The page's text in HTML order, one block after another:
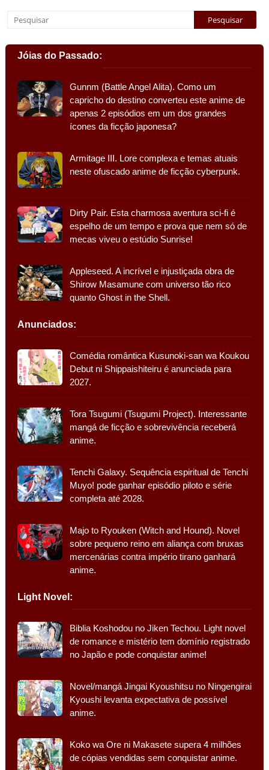
Jóias do Passado:
Gunnm (Battle Angel Alita). Como um
capricho do destino converteu este anime de
apenas 2 episódios em um dos grandes
ícones da ficção japonesa?
Armitage III. Lore complexa e temas atuais
neste ofuscado anime de ficção cyberpunk.
Dirty Pair. Esta charmosa aventura sci-fi é
espelho de um tempo e prova que nem só de
mecas viveu o estúdio Sunrise!
Appleseed. A incrível e injustiçada obra de
Shirow Masamune com universo tão rico
quanto Ghost in the Shell.
Anunciados:
Comédia romântica Kusunoki-san wa Koukou
Debut ni Shippaishiteiru é anunciada para
2027.
Tora Tsugumi (Tsugumi Project). Interessante
mangá de ficção e sobrevivência receberá
anime.
Tenchi Galaxy. Sequência espiritual de Tenchi
Muyo! pode ganhar episódio piloto e série
completa até 2028.
Majo to Ryouken (Witch and Hound). Novel
sobre pequeno reino em aliança com bruxas
mercenárias contra império tirano ganhará
anime.
Light Novel:
Biblia Koshodou no Jiken Techou. Light novel
de romance e mistério tem domínio registrado
no Japão e pode conquistar anime!
Novel/mangá Jingai Kyoushitsu no Ningengirai
Kyoushi levanta expectativa de possível
anime.
Koko wa Ore ni Makasete supera 4 milhões
de cópias vendidas sem conquistar anime.